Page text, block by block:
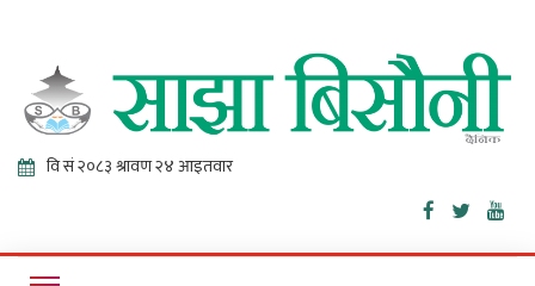
Sajha
Online News Portal